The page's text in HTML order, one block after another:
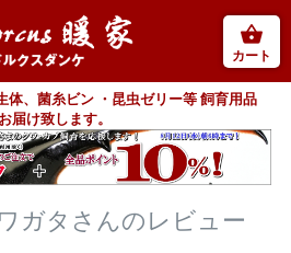
カート
体、菌糸ビン ・昆虫ゼリー等 飼育用品
届け致します。
ガタさんのレビュー